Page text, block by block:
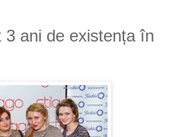
3 ani de existența în